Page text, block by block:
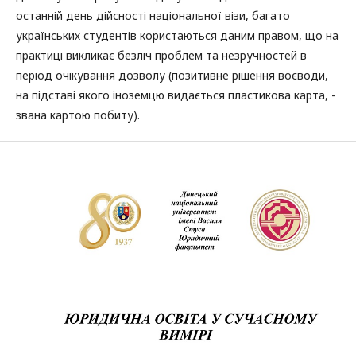
останній день дійсності національної візи, багато
українських студентів користаються даним правом, що на
практиці викликає безліч проблем та незручностей в
період очікування дозволу (позитивне рішення воєводи,
на підставі якого іноземцю видається пластикова карта, -
звана картою побиту).